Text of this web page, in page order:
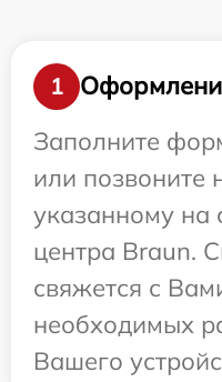
1
Заполните
или позвоните
указанному на
центра Braun.
свяжется с
необходимых
Вашего